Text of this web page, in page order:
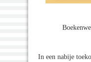
In een nabije